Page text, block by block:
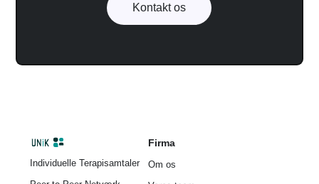
Kontakt os
Individuelle Terapisamtaler
Firma
Om os